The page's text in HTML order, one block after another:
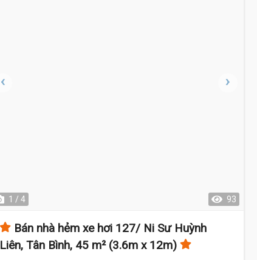
1 / 4 93
Bán nhà hẻm xe hơi 127/ Ni Sư Huỳnh
Liên, Tân Bình, 45 m² (3.6m x 12m)